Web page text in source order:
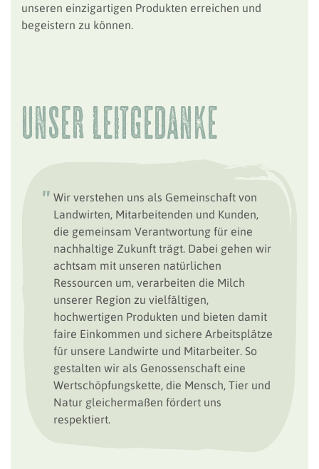
unseren einzigartigen Produkten erreichen und
begeistern zu können.
unser leitgedanke
Wir verstehen uns als Gemeinschaft von
Landwirten, Mitarbeitenden und Kunden,
die gemeinsam Verantwortung für eine
nachhaltige Zukunft trägt. Dabei gehen wir
achtsam mit unseren natürlichen
Ressourcen um, verarbeiten die Milch
unserer Region zu vielfältigen,
hochwertigen Produkten und bieten damit
faire Einkommen und sichere Arbeitsplätze
für unsere Landwirte und Mitarbeiter. So
gestalten wir als Genossenschaft eine
Wertschöpfungskette, die Mensch, Tier und
Natur gleichermaßen fördert uns
respektiert.